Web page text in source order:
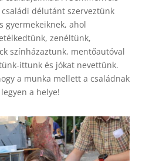
délutánt szerveztünk
gyermekeiknek, ahol
zenéltünk,
színházaztunk, mentőautóval
ittunk és jókat nevettünk.
a munka mellett a családnak
a helye!